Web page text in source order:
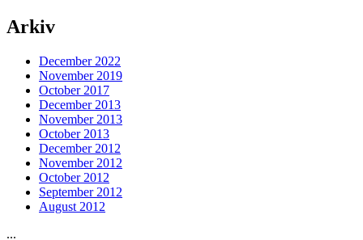
Arkiv
December 2022
November 2019
October 2017
December 2013
November 2013
October 2013
December 2012
November 2012
October 2012
September 2012
August 2012
...